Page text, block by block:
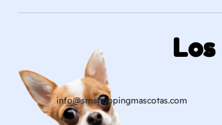
info@smshoppingmascotas.com